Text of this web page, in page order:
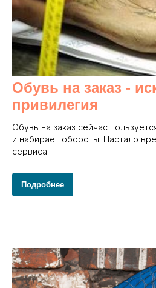
Обувь на заказ - и
привилегия
Обувь на заказ сейчас
и набирает обороты. Настало
сервиса.
Подробнее